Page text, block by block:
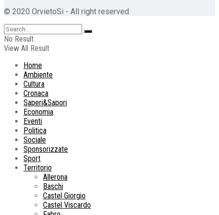
© 2020 OrvietoSi - All right reserved
No Result
View All Result
Home
Ambiente
Cultura
Cronaca
Saperi&Sapori
Economia
Eventi
Politica
Sociale
Sponsorizzate
Sport
Territorio
Allerona
Baschi
Castel Giorgio
Castel Viscardo